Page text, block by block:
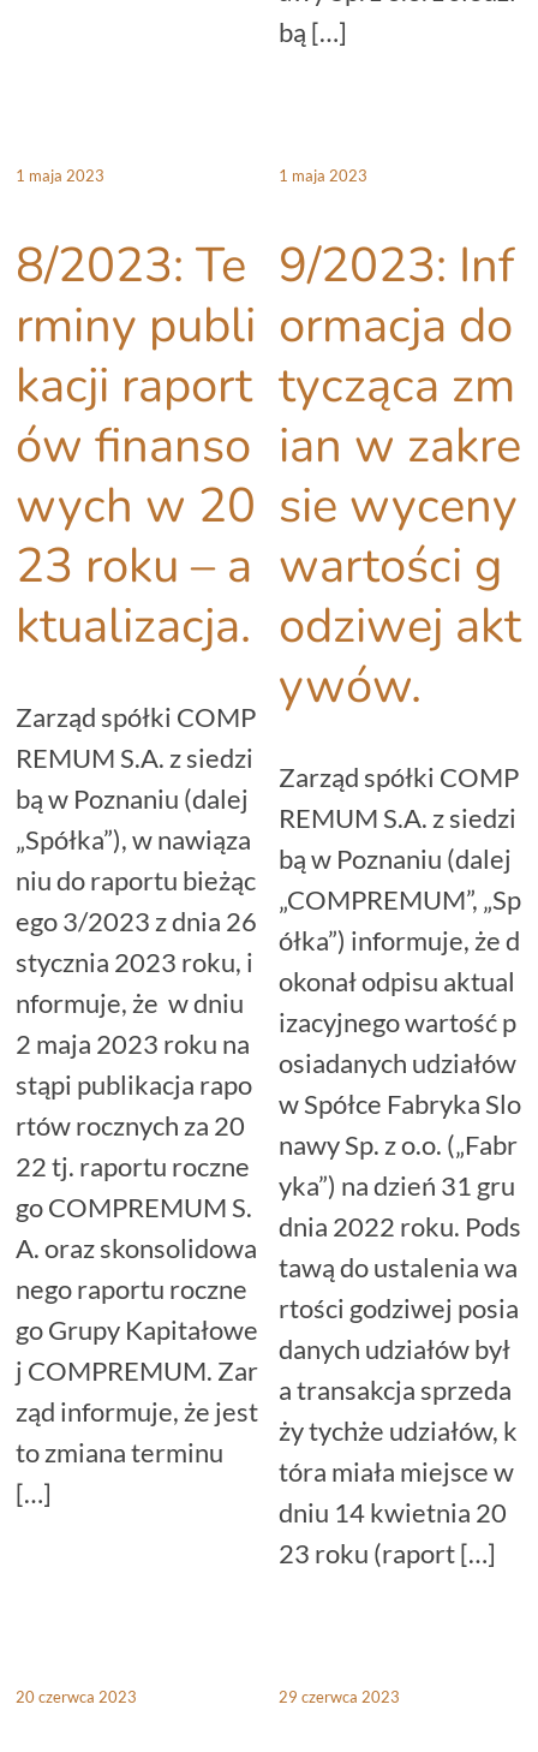
bą […]
1 maja 2023
8/2023: Te
rminy publi
kacji raport
ów finanso
wych w 20
23 roku – a
ktualizacja.
Zarząd spółki COMP
REMUM S.A. z siedzi
bą w Poznaniu (dalej
„Spółka”), w nawiąza
niu do raportu bieżąc
ego 3/2023 z dnia 26
stycznia 2023 roku, i
nformuje, że w dniu
2 maja 2023 roku na
stąpi publikacja rapo
rtów rocznych za 20
22 tj. raportu roczne
go COMPREMUM S.
A. oraz skonsolidowa
nego raportu roczne
go Grupy Kapitałowe
j COMPREMUM. Zar
ząd informuje, że jest
to zmiana terminu
[…]
1 maja 2023
9/2023: Inf
ormacja do
tycząca zm
ian w zakre
sie wyceny
wartości g
odziwej akt
ywów.
Zarząd spółki COMP
REMUM S.A. z siedzi
bą w Poznaniu (dalej
„COMPREMUM”, „Sp
ółka”) informuje, że d
okonał odpisu aktual
izacyjnego wartość p
osiadanych udziałów
w Spółce Fabryka Slo
nawy Sp. z o.o. („Fabr
yka”) na dzień 31 gru
dnia 2022 roku. Pods
tawą do ustalenia wa
rtości godziwej posia
danych udziałów był
a transakcja sprzeda
ży tychże udziałów, k
tóra miała miejsce w
dniu 14 kwietnia 20
23 roku (raport […]
20 czerwca 2023 29 czerwca 2023